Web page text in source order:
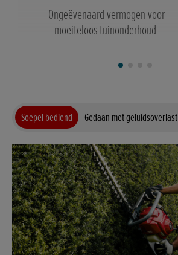
Ongeëvenaard vermogen voor
moeiteloos tuinonderhoud.
Soepel bediend Gedaan met geluidsoverlast